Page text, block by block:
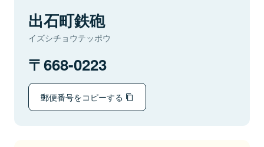
出石町鉄砲
イズシチョウテッポウ
668-0223
郵便番号をコピーする